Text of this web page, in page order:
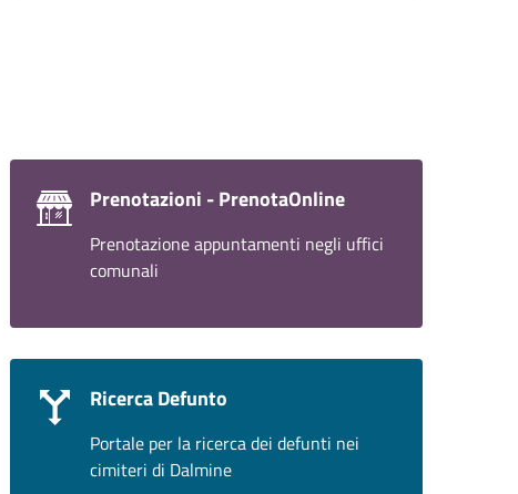
Prenotazioni - PrenotaOnline
Prenotazione appuntamenti negli uffici
comunali
Ricerca Defunto
Portale per la ricerca dei defunti nei
cimiteri di Dalmine